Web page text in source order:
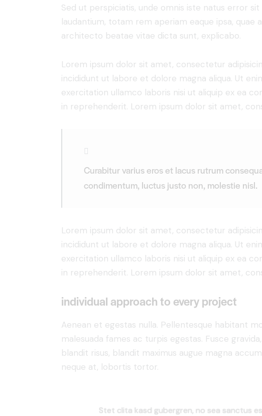
Sed ut perspiciatis, unde omnis iste natus error
laudantium, totam rem aperiam eaque ipsa, quae
architecto beatae vitae dicta sunt, explicabo.
Lorem ipsum dolor sit amet, consectetur
incididunt ut labore et dolore magna aliqua. Ut
exercitation ullamco laboris nisi ut aliquip ex ea
in reprehenderit. Lorem ipsum dolor sit amet,
Curabitur varius eros et lacus rutrum
condimentum, luctus justo non, molestie nisl.
Lorem ipsum dolor sit amet, consectetur
incididunt ut labore et dolore magna aliqua. Ut
exercitation ullamco laboris nisi ut aliquip ex ea
in reprehenderit. Lorem ipsum dolor sit amet,
individual approach to every project
Aenean et egestas nulla. Pellentesque habitant
malesuada fames ac turpis egestas. Fusce
blandit risus, blandit maximus augue magna
neque at, lobortis tortor.
Stet clita kasd gubergren, no sea sanctus